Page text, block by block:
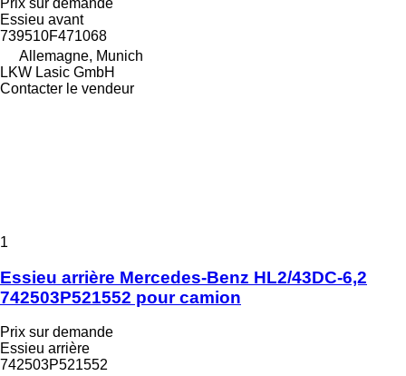
Essieu avant
739510F471068
Allemagne, Munich
LKW Lasic GmbH
Contacter le vendeur
1
Essieu arrière Mercedes-Benz HL2/43DC-6,2
742503P521552 pour camion
Prix sur demande
Essieu arrière
742503P521552